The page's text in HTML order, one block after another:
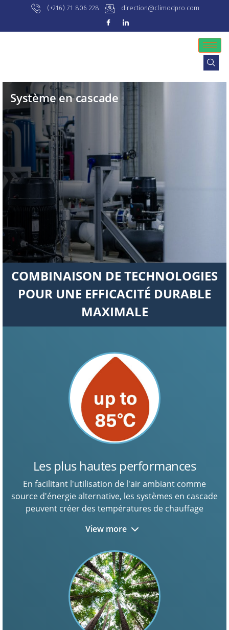
(+216) 71 806 228 direction@climodpro.com
Système en cascade
COMBINAISON DE TECHNOLOGIES
POUR UNE EFFICACITÉ DURABLE
MAXIMALE
Les plus hautes performances
En facilitant l'utilisation de l'air ambiant comme
source d'énergie alternative, les systèmes en cascade
peuvent créer des températures de chauffage
View more